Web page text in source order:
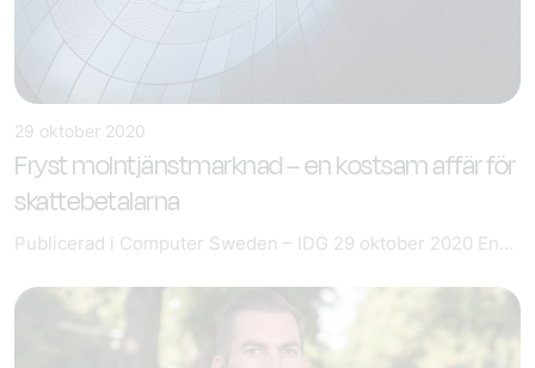
29 oktober 2020
Fryst molntjänstmarknad – en kostsam affär för
skattebetalarna
Publicerad i Computer Sweden – IDG 29 oktober 2020 En...